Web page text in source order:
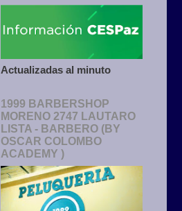
Actualizadas al minuto
1999 BARBERSHOP
MORENO 2747 LAUTARO
LISTA - BARBERO (BY
OSCAR COLOMBO
ACADEMY )